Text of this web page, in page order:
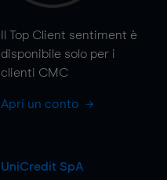
Il Top Client sentiment è
disponibile solo per i
clienti CMC
Apri un conto
UniCredit SpA